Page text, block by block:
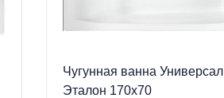
Чугунная ванна Универсал
Эталон 170x70